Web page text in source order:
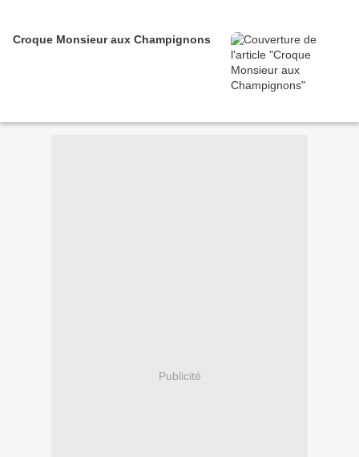
Croque Monsieur aux Champignons
Publicité